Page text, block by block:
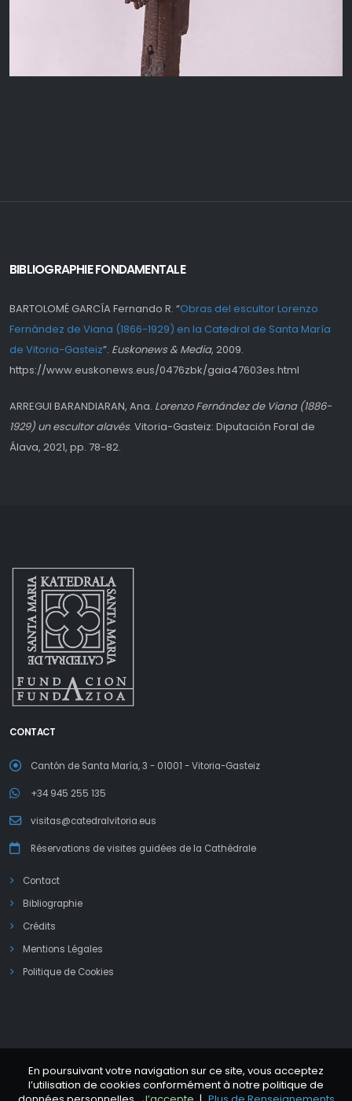
BIBLIOGRAPHIE FONDAMENTALE
BARTOLOMÉ GARCÍA Fernando R. “Obras del escultor Lorenzo
Fernández de Viana (1866-1929) en la Catedral de Santa María
de Vitoria-Gasteiz”. Euskonews & Media, 2009.
https://www.euskonews.eus/0476zbk/gaia47603es.html
ARREGUI BARANDIARAN, Ana. Lorenzo Fernández de Viana (1886-
1929) un escultor alavés. Vitoria-Gasteiz: Diputación Foral de
Álava, 2021, pp. 78-82.
CONTACT
Cantón de Santa María, 3 - 01001 - Vitoria-Gasteiz
+34 945 255 135
visitas@catedralvitoria.eus
Réservations de visites guidées de la Cathédrale
Contact
Bibliographie
Crédits
Mentions Légales
Politique de Cookies
2026 © Fundación Catedral Santa María. Tous droits réservés.
En poursuivant votre navigation sur ce site, vous acceptez
l’utilisation de cookies conformément à notre politique de